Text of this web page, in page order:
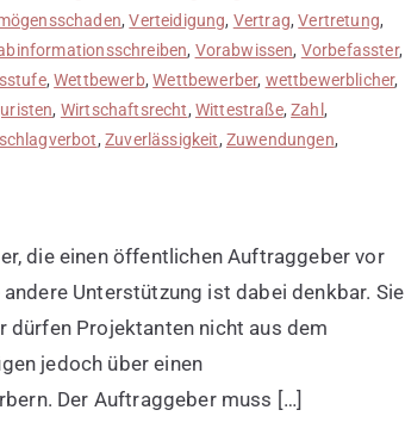
,Verteidigung, Vertrag,Vertretung,
, Vorabwissen, Vorbefasster,
,Wettbewerb,Wettbewerber, wettbewerblicher,
, Wirtschaftsrecht, Wittestraße,Zahl ,
, Zuverlässigkeit, Zuwendungen,
die einen öffentlichen Auftraggeber vor
Unterstützung ist dabei denkbar. Sie
dürfen Projektanten nicht aus dem
jedoch über einen
Der Auftraggeber muss […]